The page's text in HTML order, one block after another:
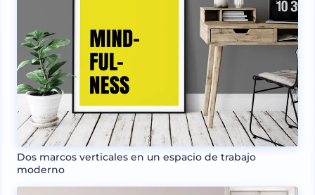
Dos marcos verticales en un espacio de trabajo
moderno